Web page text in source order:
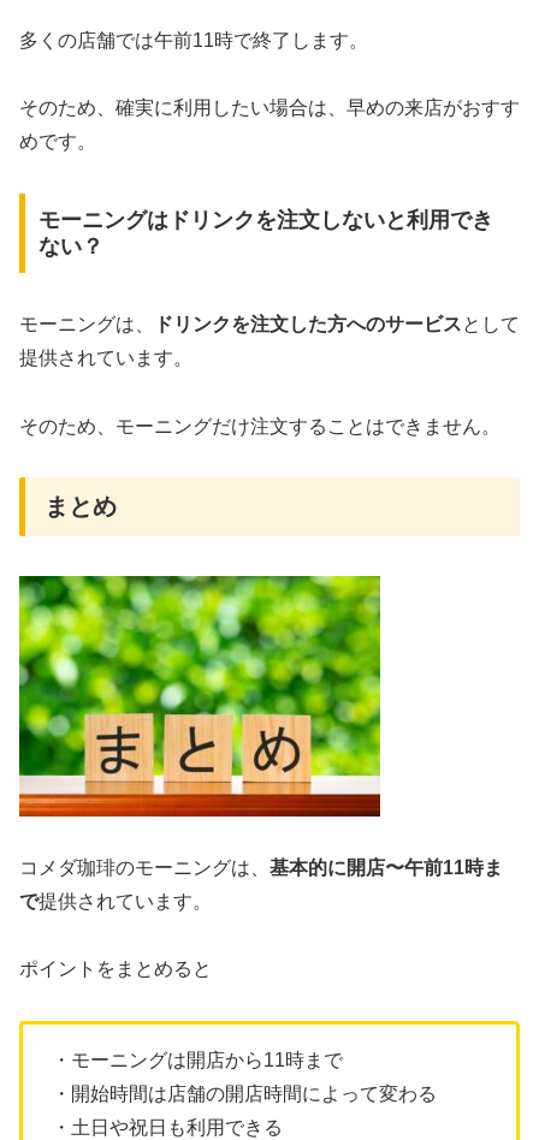
多くの店舗では午前11時で終了します。
そのため、確実に利用したい場合は、早めの来店がおすす
めです。
モーニングはドリンクを注文しないと利用でき
ない？
モーニングは、 ドリンクを注文した方へのサービスとして
提供されています。
そのため、モーニングだけ注文することはできません。
まとめ
コメダ珈琲のモーニングは、 基本的に開店〜午前11時ま
で提供されています。
ポイントをまとめると
・モーニングは開店から11時まで
・開始時間は店舗の開店時間によって変わる
・土日や祝日も利用できる